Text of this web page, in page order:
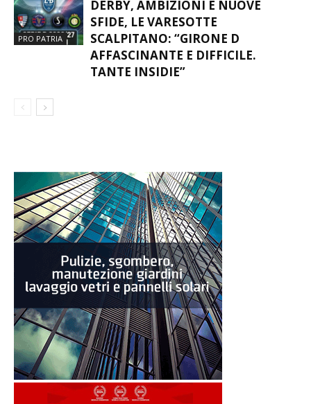
PRO PATRIA
SFIDE, LE VARESOTTE
SCALPITANO: “GIRONE D
AFFASCINANTE E DIFFICILE.
TANTE INSIDIE”